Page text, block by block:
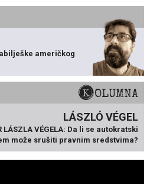
američkog
KOLUMNA
LÁSZLÓ VÉGEL
LÁSZLA VÉGELA: Da li se autokratski
može srušiti pravnim sredstvima?